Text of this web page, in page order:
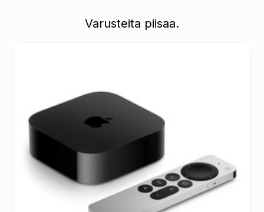
Varusteita piisaa.